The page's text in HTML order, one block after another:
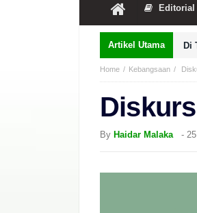
Editorial
Artikel Utama Di
Home Kebangsaan
By Haidar Malaka -